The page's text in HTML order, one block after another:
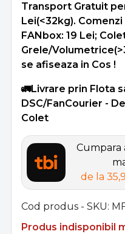
Transport Gratuit
Lei(<32kg).
FANbox: 19 Lei;
Grele/
se afiseaza in Cos !
🚛Livrare prin Flota
DSC/FanCourier -
Colet
Cumpara
de la
Cod produs - SKU
Produs indisponibil